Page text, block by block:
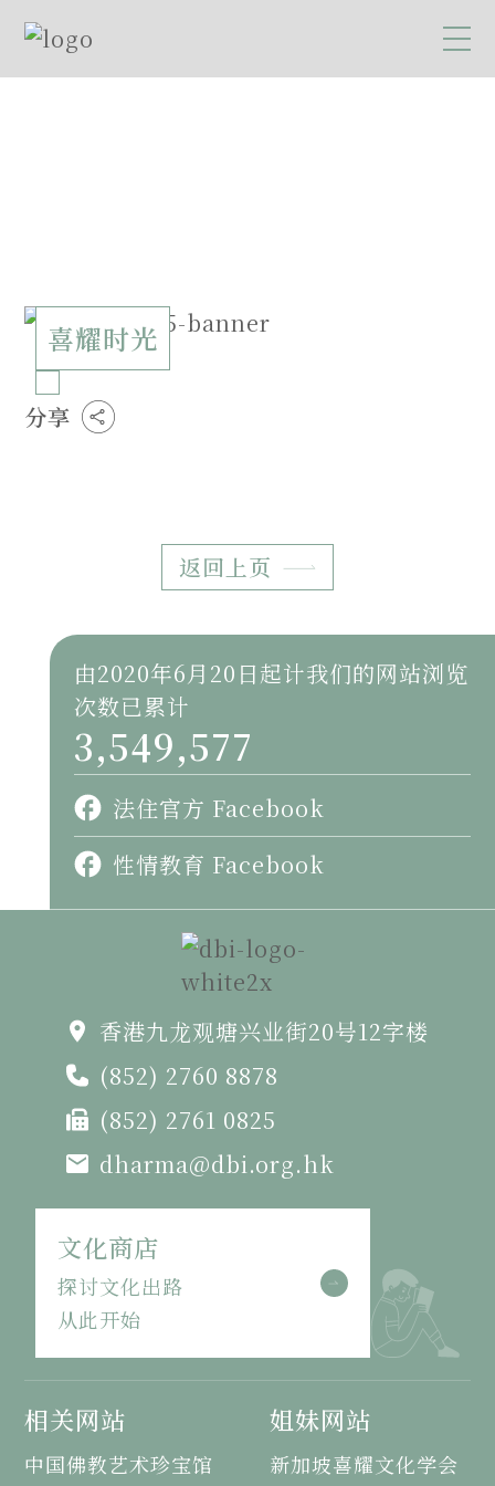
喜耀时光
分享
返回上页
由2020年6月20日起计我们的网站浏览
次数已累计
3,549,577
法住官方 Facebook
性情教育 Facebook
香港九龙观塘兴业街20号12字楼
(852) 2760 8878
(852) 2761 0825
dharma@dbi.org.hk
文化商店
探讨文化出路
从此开始
相关网站
中国佛教艺术珍宝馆
姐妹网站
新加坡喜耀文化学会